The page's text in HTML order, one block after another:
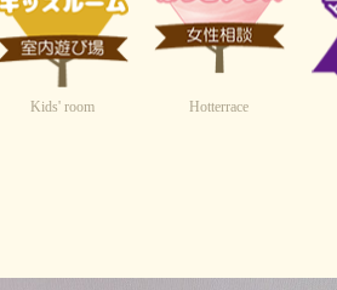
Kids' room Hotterrace